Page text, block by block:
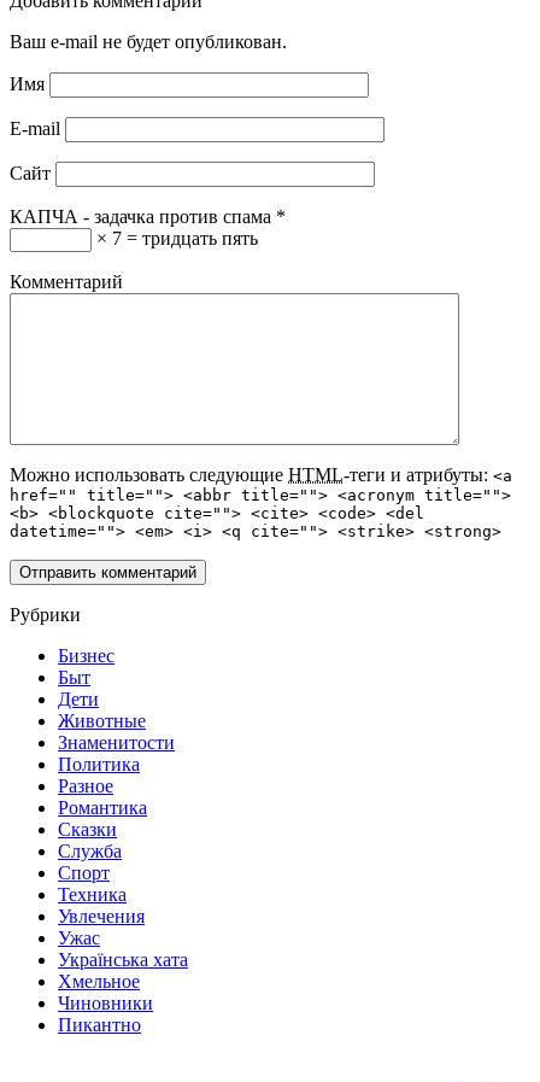
Ваш e-mail не будет опубликован.
Имя
E-mail
Сайт
КАПЧА - задачка против спама *
× 7 = тридцать пять
Комментарий
Можно использовать следующие HTML-теги и атрибуты: <a
href="" title=""> <abbr title=""> <acronym title="">
<b> <blockquote cite=""> <cite> <code> <del
datetime=""> <em> <i> <q cite=""> <strike> <strong>
Рубрики
Бизнес
Быт
Дети
Животные
Знаменитости
Политика
Разное
Романтика
Сказки
Служба
Спорт
Техника
Увлечения
Ужас
Українська хата
Хмельное
Чиновники
Пикантно